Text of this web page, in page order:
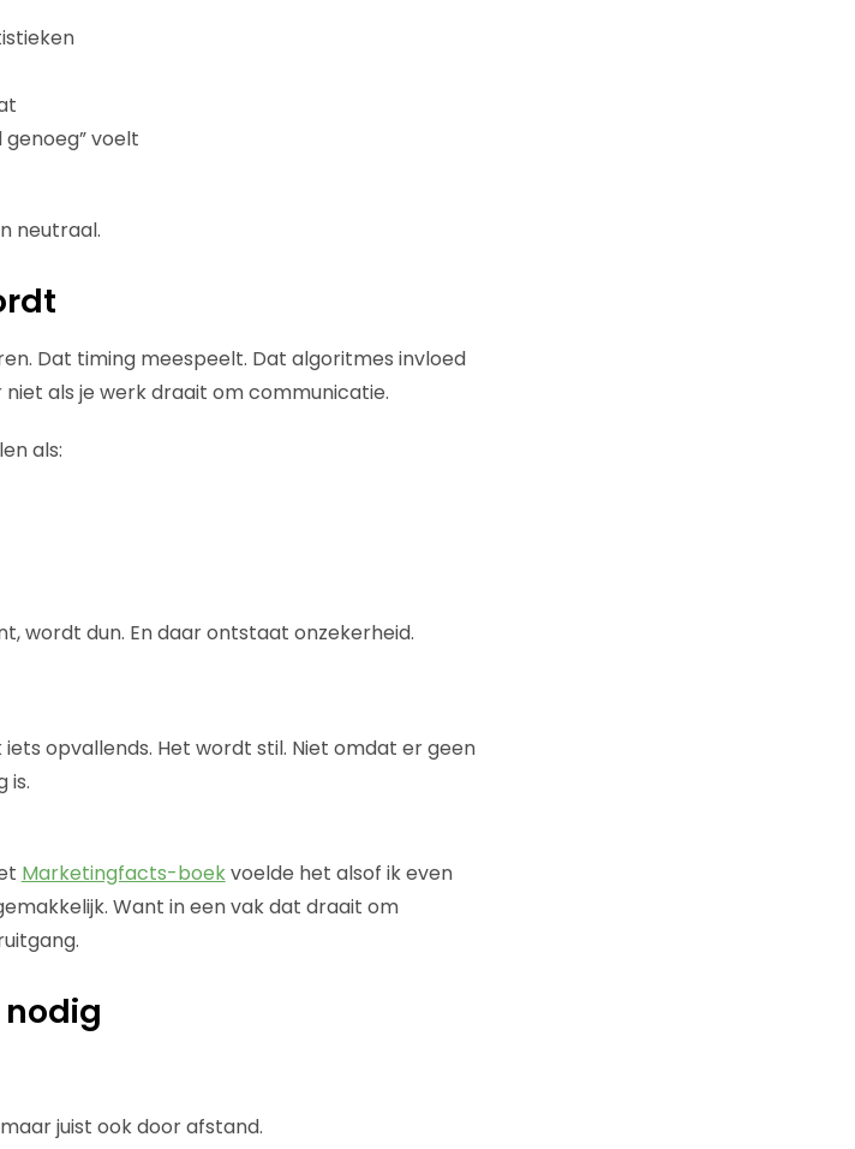
voelt
neutraal.
Dat timing meespeelt. Dat algoritmes invloed
als je werk draait om communicatie.
als:
wordt dun. En daar ontstaat onzekerheid.
opvallends. Het wordt stil. Niet omdat er geen
is.
Marketingfacts-boekvoelde het alsof ik even
Want in een vak dat draait om
juist ook door afstand.